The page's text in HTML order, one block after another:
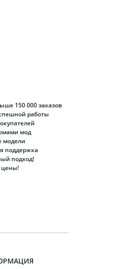
150 000 заказов
работы
мод
модели
поддержка
подход!
цены!